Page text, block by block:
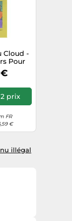
Cloud -
Pour
Et
€
prix
FR
€
illégal